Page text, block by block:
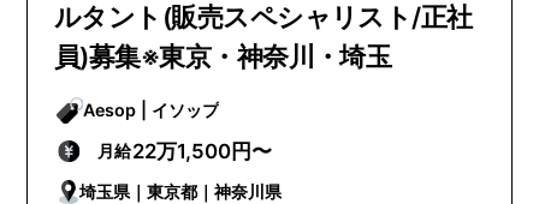
ルタント(販売スペシャリスト/正社
員)募集※東京・神奈川・埼玉
Aesop | イソップ
月給22万1,500円〜
埼玉県｜東京都｜神奈川県